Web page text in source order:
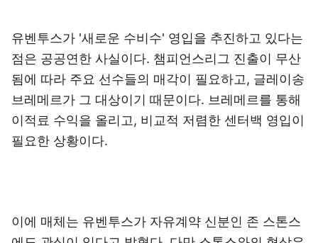
유벤투스가 '새로운 수비수' 영입을 추진하고 있다는
점은 공공연한 사실이다. 챔피언스리그 진출이 무산
됨에 따라 주요 선수들의 매각이 필요하고, 글레이송
브레메르가 그 대상이기 때문이다. 브레메르를 통해
이적료 수익을 올리고, 비교적 저렴한 센터백 영입이
필요한 상황이다.
이에 매체는 유벤투스가 자유계약 신분인 존 스톤스